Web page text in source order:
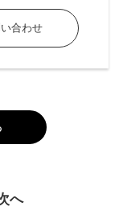
合わせ
へ